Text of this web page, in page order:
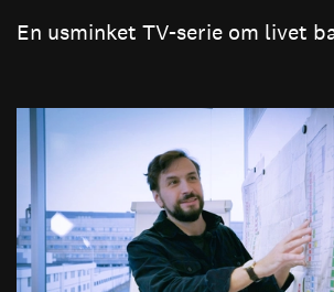
En usminket TV-serie om livet